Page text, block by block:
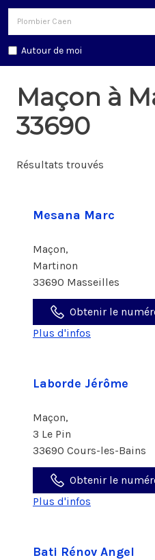
Autour de moi
Maçon à
33690
Résultats trouvés
Mesana Marc
Maçon,
Martinon
33690 Masseilles
Obtenir le
Plus d'infos
Laborde Jérôme
Maçon,
3 Le Pin
33690 Cours-les-Bains
Obtenir le
Plus d'infos
Bati Rénov Angel